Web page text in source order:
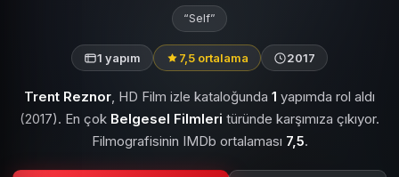
Self
1 yapım 7,5 ortalama 2017
Trent Reznor, HD Film izle kataloğunda 1 yapımda rol aldı
(2017). En çok Belgesel Filmleri türünde karşımıza çıkıyor.
Filmografisinin IMDb ortalaması 7,5.